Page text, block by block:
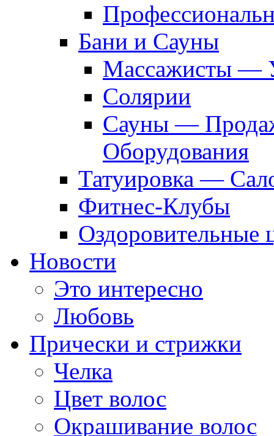
Бани и Сауны
Массажисты —
Солярии
Сауны —
Оборудования
Татуировка —
Фитнес-Клубы
Оздоровительные
Новости
Это интересно
Любовь
Прически и стрижки
Челка
Цвет волос
Окрашивание волос